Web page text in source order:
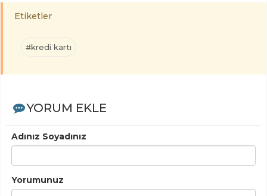
Etiketler
#kredi kartı
YORUM EKLE
Adınız Soyadınız
Yorumunuz